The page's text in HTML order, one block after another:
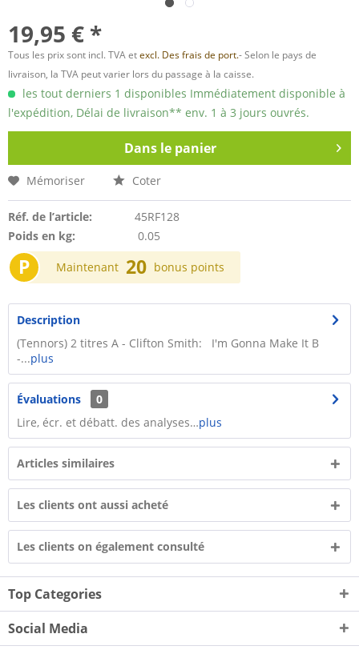
19,95 € *
Tous les prix sont incl. TVA etexcl. Des frais de port.- Selon le pays de
livraison, la TVA peut varier lors du passage à la caisse.
les tout derniers 1 disponibles Immédiatement disponible à
l'expédition, Délai de livraison** env. 1 à 3 jours ouvrés.
Dans le panier
Mémoriser Coter
Réf. de l’article:
45RF128
Poids en kg:
0.05
P Maintenant 20 bonus points
Description
(Tennors) 2 titres A - Clifton Smith: I'm Gonna Make It B
-...plus
Évaluations
0
Lire, écr. et débatt. des analyses…plus
Articles similaires
Les clients ont aussi acheté
Les clients on également consulté
Top Categories
Social Media